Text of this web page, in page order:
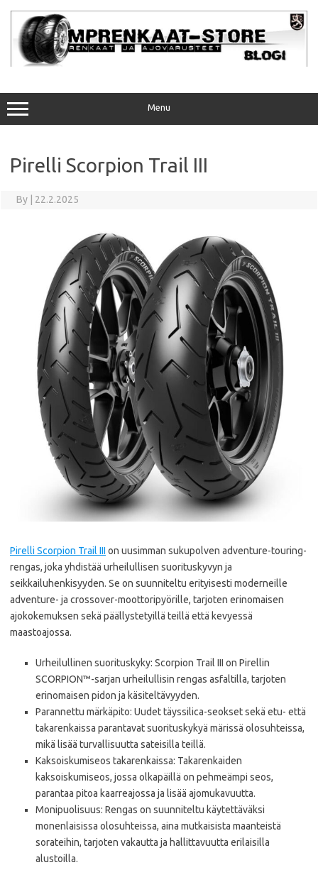
content
Menu
Pirelli Scorpion Trail III
By 22.2.2025
Pirelli Scorpion Trail III on uusimman sukupolven adventure-touring-
rengas, joka yhdistää urheilullisen suorituskyvyn ja
seikkailuhenkisyyden. Se on suunniteltu erityisesti moderneille
adventure- ja crossover-moottoripyörille, tarjoten erinomaisen
ajokokemuksen sekä päällystetyillä teillä että kevyessä
maastoajossa.
Urheilullinen suorituskyky: Scorpion Trail III on Pirellin
SCORPION™-sarjan urheilullisin rengas asfaltilla, tarjoten
erinomaisen pidon ja käsiteltävyyden.
Parannettu märkäpito: Uudet täyssilica-seokset sekä etu- että
takarenkaissa parantavat suorituskykyä märissä olosuhteissa,
mikä lisää turvallisuutta sateisilla teillä.
Kaksoiskumiseos takarenkaissa: Takarenkaiden
kaksoiskumiseos, jossa olkapäillä on pehmeämpi seos,
parantaa pitoa kaarreajossa ja lisää ajomukavuutta.
Monipuolisuus: Rengas on suunniteltu käytettäväksi
monenlaisissa olosuhteissa, aina mutkaisista maanteistä
sorateihin, tarjoten vakautta ja hallittavuutta erilaisilla
alustoilla.